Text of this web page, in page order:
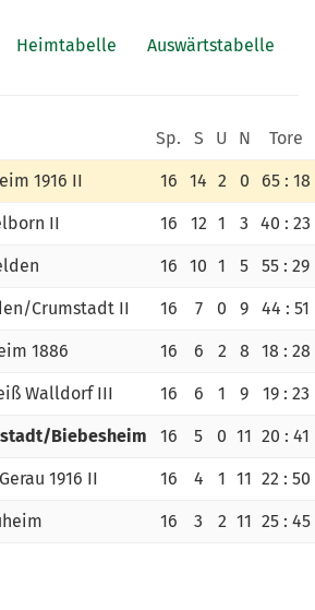
Heimtabelle Auswärtstabelle
Sp. S U N Tore
1916 II 16 14 2 0 65 : 18
II 16 12 1 3 40 : 23
16 10 1 5 55 : 29
Crumstadt II 16 7 0 9 44 : 51
1886 16 6 2 8 18 : 28
Walldorf III 16 6 1 9 19 : 23
Biebesheim 16 5 0 11 20 : 41
1916 II 16 4 1 11 22 : 50
16 3 2 11 25 : 45